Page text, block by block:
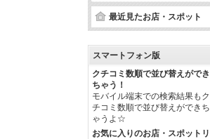
最近見たお店・スポット
スマートフォン版
クチコミ数順で並び替えができ
ちゃう！
モバイル端末での検索結果もク
チコミ数順で並び替えができち
ゃうよ☆
お気に入りのお店・スポットリ